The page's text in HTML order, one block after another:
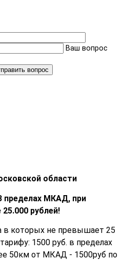
Ваш вопрос
вопрос
области
МКАД, при
рублей!
в которых не превышает 25
1500 руб. в пределах
50км от МКАД - 1500руб по